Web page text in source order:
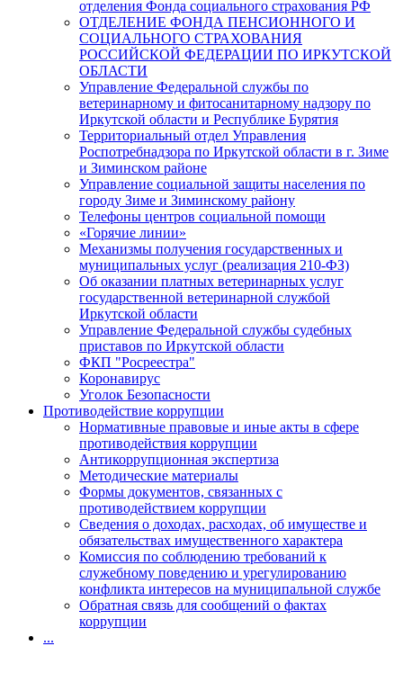
отделения Фонда социального страхования РФ
ОТДЕЛЕНИЕ ФОНДА ПЕНСИОННОГО И
СОЦИАЛЬНОГО СТРАХОВАНИЯ
РОССИЙСКОЙ ФЕДЕРАЦИИ ПО ИРКУТСКОЙ
ОБЛАСТИ
Управление Федеральной службы по
ветеринарному и фитосанитарному надзору по
Иркутской области и Республике Бурятия
Территориальный отдел Управления
Роспотребнадзора по Иркутской области в г. Зиме
и Зиминском районе
Управление социальной защиты населения по
городу Зиме и Зиминскому району
Телефоны центров социальной помощи
«Горячие линии»
Механизмы получения государственных и
муниципальных услуг (реализация 210-ФЗ)
Об оказании платных ветеринарных услуг
государственной ветеринарной службой
Иркутской области
Управление Федеральной службы судебных
приставов по Иркутской области
ФКП "Росреестра"
Коронавирус
Уголок Безопасности
Противодействие коррупции
Нормативные правовые и иные акты в сфере
противодействия коррупции
Антикоррупционная экспертиза
Методические материалы
Формы документов, связанных с
противодействием коррупции
Сведения о доходах, расходах, об имуществе и
обязательствах имущественного характера
Комиссия по соблюдению требований к
служебному поведению и урегулированию
конфликта интересов на муниципальной службе
Обратная связь для сообщений о фактах
коррупции
...